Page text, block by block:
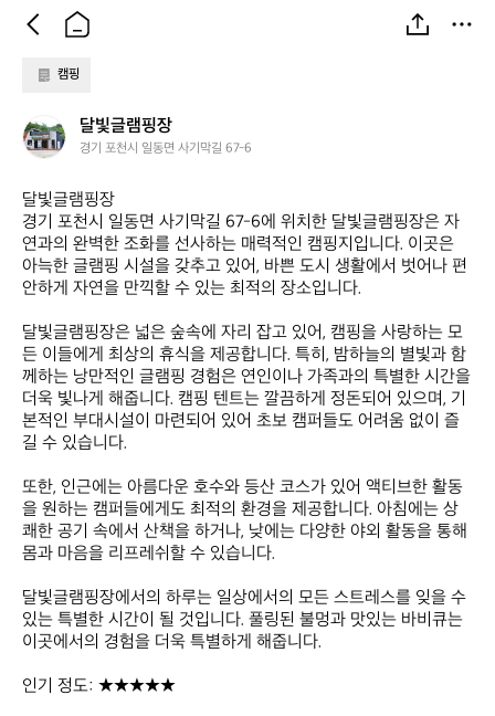
캠핑
달
빛
램
핑
장
달빛글램핑장
경기 포천시 일동면 사기막길 67-6
달빛글램핑장
경기 포천시 일동면 사기막길 67-6에 위치한 달빛글램핑장은 자
연과의 완벽한 조화를 선사하는 매력적인 캠핑지입니다. 이곳은
아늑한 글램핑 시설을 갖추고 있어, 바쁜 도시 생활에서 벗어나 편
안하게 자연을 만끽할 수 있는 최적의 장소입니다.
달빛글램핑장은 넓은 숲속에 자리 잡고 있어, 캠핑을 사랑하는 모
든 이들에게 최상의 휴식을 제공합니다. 특히, 밤하늘의 별빛과 함
께하는 낭만적인 글램핑 경험은 연인이나 가족과의 특별한 시간을
더욱 빛나게 해줍니다. 캠핑 텐트는 깔끔하게 정돈되어 있으며, 기
본적인 부대시설이 마련되어 있어 초보 캠퍼들도 어려움 없이 즐
길 수 있습니다.
또한, 인근에는 아름다운 호수와 등산 코스가 있어 액티브한 활동
을 원하는 캠퍼들에게도 최적의 환경을 제공합니다. 아침에는 상
쾌한 공기 속에서 산책을 하거나, 낮에는 다양한 야외 활동을 통해
몸과 마음을 리프레쉬할 수 있습니다.
달빛글램핑장에서의 하루는 일상에서의 모든 스트레스를 잊을 수
있는 특별한 시간이 될 것입니다. 풀링된 불멍과 맛있는 바비큐는
이곳에서의 경험을 더욱 특별하게 해줍니다.
인기 정도: ★★★★★